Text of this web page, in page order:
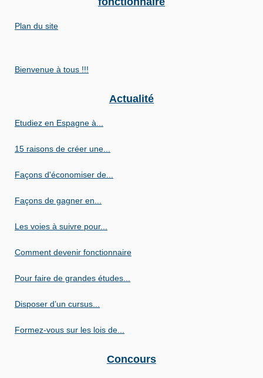
Plan du site
Bienvenue à tous !!!
Actualité
Etudiez en Espagne à...
15 raisons de créer une...
Façons d'économiser de...
Façons de gagner en...
Les voies à suivre pour...
Comment devenir fonctionnaire
Pour faire de grandes études...
Disposer d’un cursus...
Formez-vous sur les lois de...
Concours